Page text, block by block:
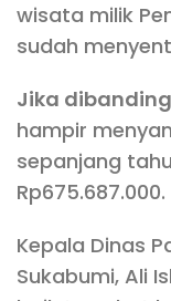
wisata milik
sudah
Jika
hampir
sepanjang
Rp675.687.000.
Kepala Dinas
Sukabumi, Ali